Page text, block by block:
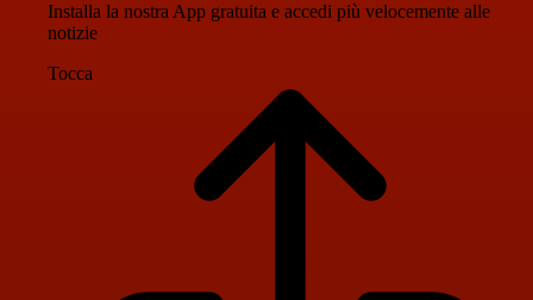
Installa la nostra App gratuita e accedi più velocemente alle
notizie
Tocca